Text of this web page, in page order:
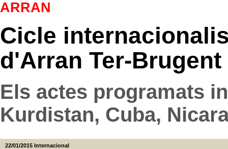
ARRAN
Cicle
d'Arran Ter-Brugent
Els actes programats
Kurdistan, Cuba,
22/01/2015 Internacional